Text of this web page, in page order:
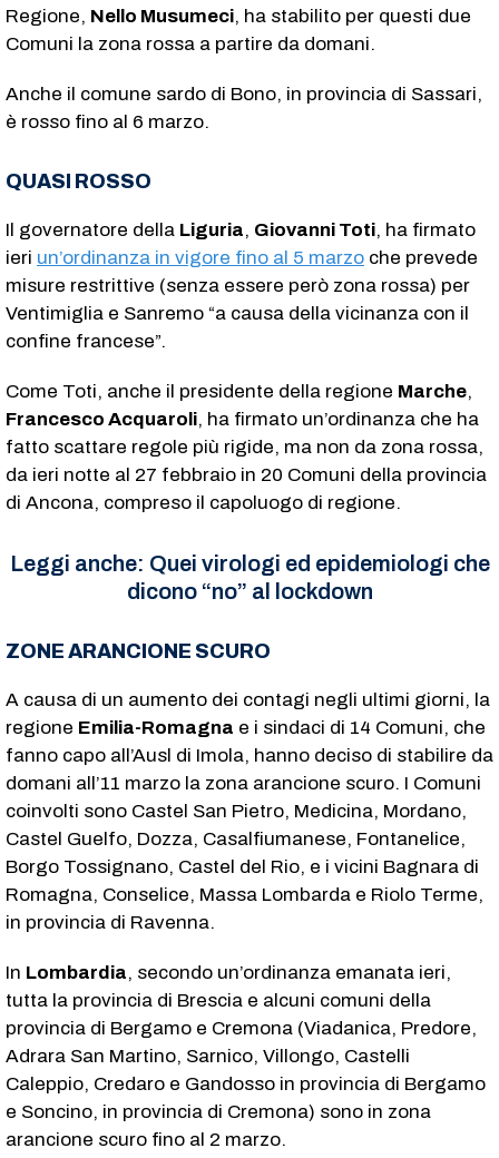
Regione, Nello Musumeci, ha stabilito per questi due
Comuni la zona rossa a partire da domani.
Anche il comune sardo di Bono, in provincia di Sassari,
è rosso fino al 6 marzo.
QUASI ROSSO
Il governatore della Liguria, Giovanni Toti, ha firmato
ieri un’ordinanza in vigore fino al 5 marzo che prevede
misure restrittive (senza essere però zona rossa) per
Ventimiglia e Sanremo “a causa della vicinanza con il
confine francese”.
Come Toti, anche il presidente della regione Marche,
Francesco Acquaroli, ha firmato un’ordinanza che ha
fatto scattare regole più rigide, ma non da zona rossa,
da ieri notte al 27 febbraio in 20 Comuni della provincia
di Ancona, compreso il capoluogo di regione.
Leggi anche: Quei virologi ed epidemiologi che
dicono “no” al lockdown
ZONE ARANCIONE SCURO
A causa di un aumento dei contagi negli ultimi giorni, la
regione Emilia-Romagna e i sindaci di 14 Comuni, che
fanno capo all’Ausl di Imola, hanno deciso di stabilire da
domani all’11 marzo la zona arancione scuro. I Comuni
coinvolti sono Castel San Pietro, Medicina, Mordano,
Castel Guelfo, Dozza, Casalfiumanese, Fontanelice,
Borgo Tossignano, Castel del Rio, e i vicini Bagnara di
Romagna, Conselice, Massa Lombarda e Riolo Terme,
in provincia di Ravenna.
In Lombardia, secondo un’ordinanza emanata ieri,
tutta la provincia di Brescia e alcuni comuni della
provincia di Bergamo e Cremona (Viadanica, Predore,
Adrara San Martino, Sarnico, Villongo, Castelli
Caleppio, Credaro e Gandosso in provincia di Bergamo
e Soncino, in provincia di Cremona) sono in zona
arancione scuro fino al 2 marzo.